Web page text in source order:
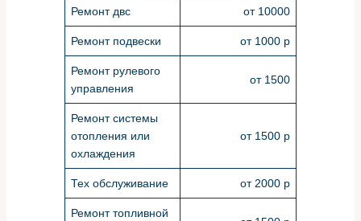
Ремонт двс от 10000
Ремонт подвески от 1000 р
Ремонт рулевого
управления
от 1500
Ремонт системы
отопления или
охлаждения
от 1500 р
Тех обслуживание от 2000 р
Ремонт топливной